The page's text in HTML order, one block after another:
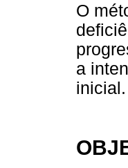
O
a
inicial.